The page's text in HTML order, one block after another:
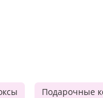
Подарочные